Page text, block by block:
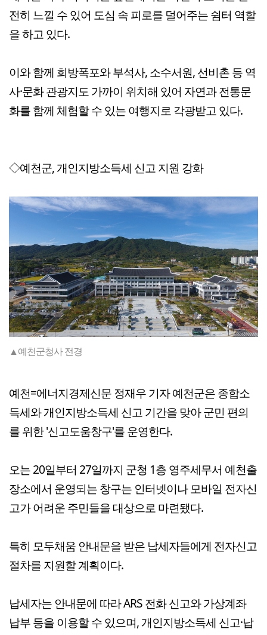
전히 느낄 수 있어 도심 속 피로를 덜어주는 쉼터 역할
을 하고 있다.
이와 함께 희방폭포와 부석사, 소수서원, 선비촌 등 역
사·문화 관광지도 가까이 위치해 있어 자연과 전통문
화를 함께 체험할 수 있는 여행지로 각광받고 있다.
◇예천군, 개인지방소득세 신고 지원 강화
▲예천군청사 전경
예천=에너지경제신문 정재우 기자 예천군은 종합소
득세와 개인지방소득세 신고 기간을 맞아 군민 편의
를 위한 '신고도움창구'를 운영한다.
오는 20일부터 27일까지 군청 1층 영주세무서 예천출
장소에서 운영되는 창구는 인터넷이나 모바일 전자신
고가 어려운 주민들을 대상으로 마련됐다.
특히 모두채움 안내문을 받은 납세자들에게 전자신고
절차를 지원할 계획이다.
납세자는 안내문에 따라 ARS 전화 신고와 가상계좌
납부 등을 이용할 수 있으며, 개인지방소득세 신고·납